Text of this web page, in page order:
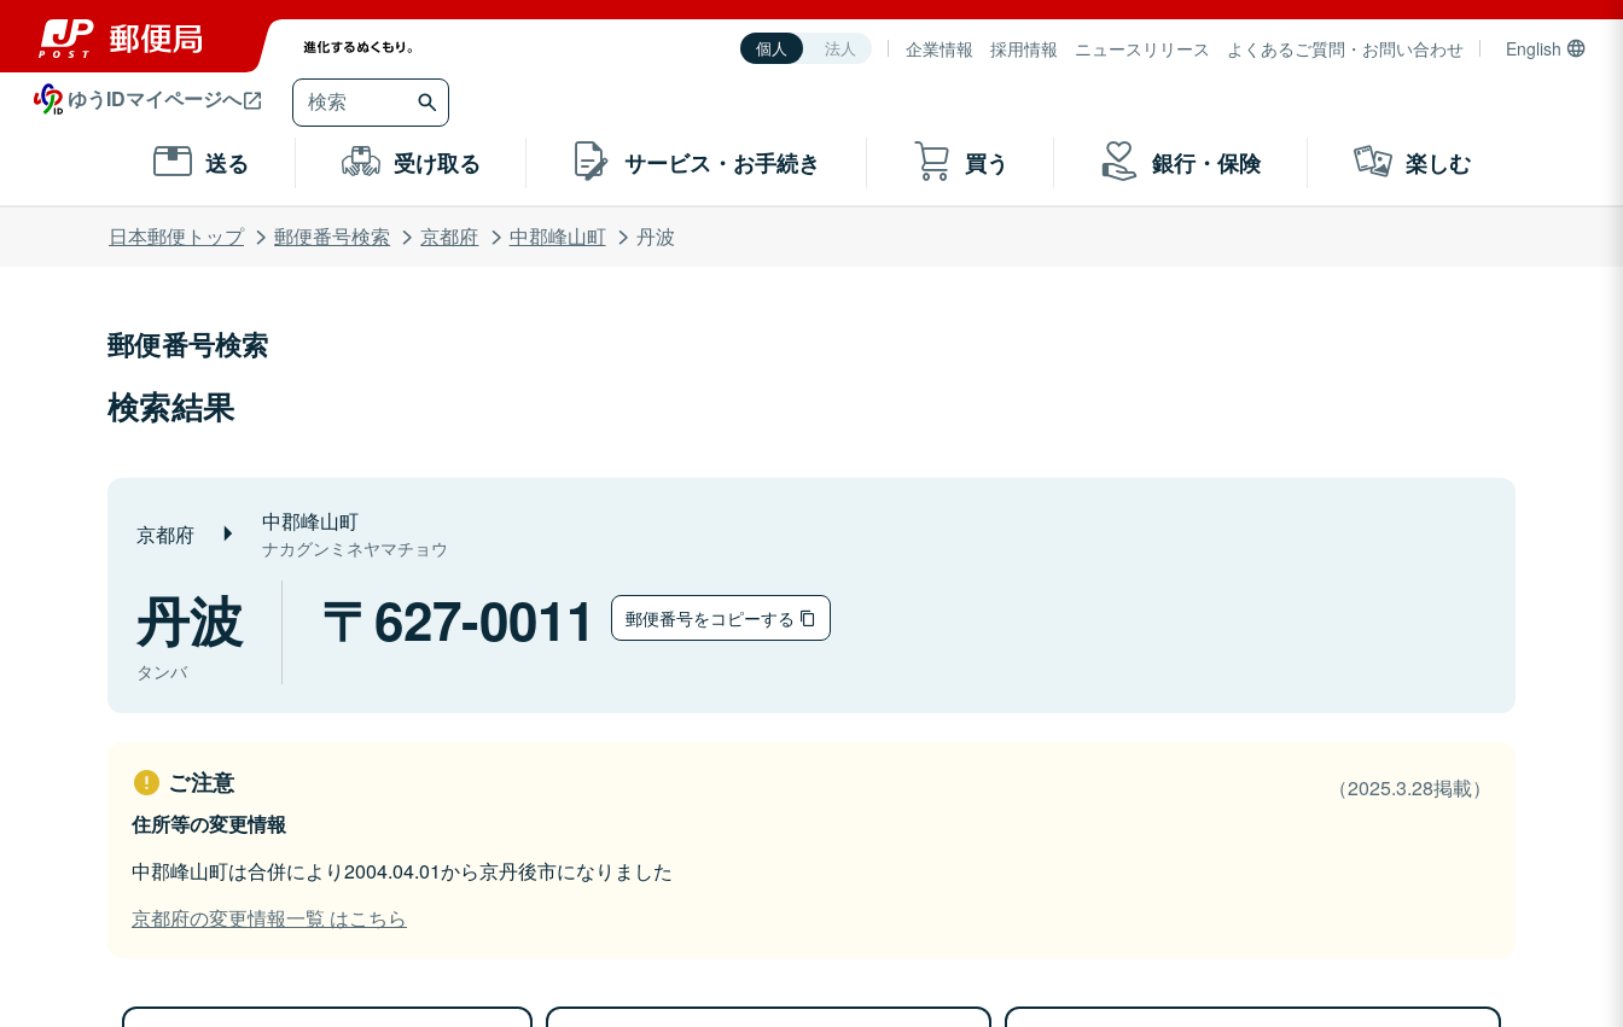
個人 法人 企業情報 採用情報 ニュースリリース よくあるご質問・お問い合わせ English
ゆうIDマイページへ
送る 受け取る サービス・お手続き 買う 銀行・保険 楽しむ
日本郵便トップ 郵便番号検索 京都府 中郡峰山町 丹波
郵便番号検索
検索結果
京都府 中郡峰山町
ナカグンミネヤマチョウ
丹波
タンバ
627-0011 郵便番号をコピーする
ご注意
（2025.3.28掲載）
住所等の変更情報
中郡峰山町は合併により2004.04.01から京丹後市になりました
京都府の変更情報一覧 はこちら